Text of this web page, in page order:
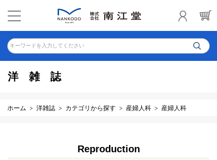
キーワードを入力してください
洋雑誌
ホーム 洋雑誌 カテゴリから探す 産婦人科 産婦人科
Reproduction